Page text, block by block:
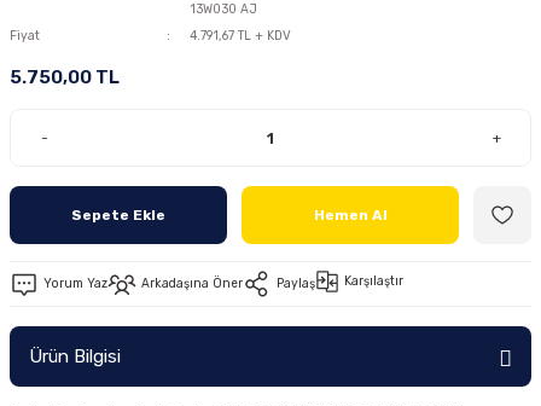
Ön/Arka Takımlar
13W030 AJ
Fiyat
4.791,67 TL + KDV
5.750,00 TL
- +
Sepete Ekle Hemen Al
Yorum Yaz Arkadaşına Öner Paylaş Karşılaştır
Ürün Bilgisi